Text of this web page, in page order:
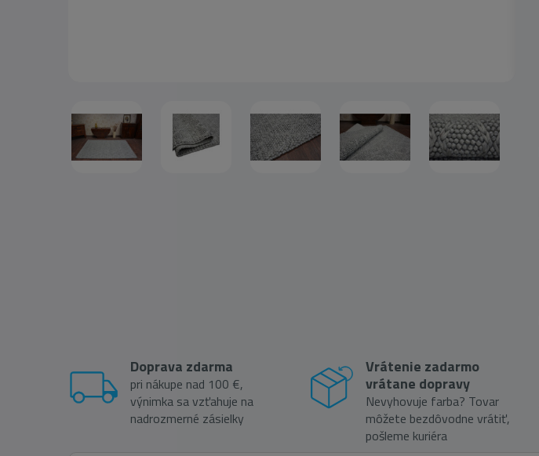
Doprava zdarma
pri nákupe nad 100 €,
výnimka sa vzťahuje na
nadrozmerné zásielky
Vrátenie zadarmo
vrátane dopravy
Nevyhovuje farba? Tovar
môžete bezdôvodne vrátiť,
pošleme kuriéra